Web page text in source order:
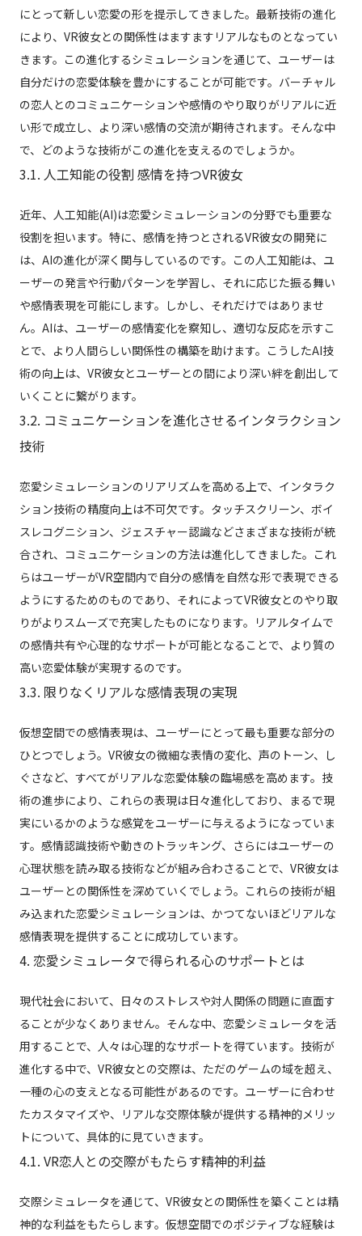
にとって新しい恋愛の形を提示してきました。最新技術の進化
により、VR彼女との関係性はますますリアルなものとなってい
きます。この進化するシミュレーションを通じて、ユーザーは
自分だけの恋愛体験を豊かにすることが可能です。バーチャル
の恋人とのコミュニケーションや感情のやり取りがリアルに近
い形で成立し、より深い感情の交流が期待されます。そんな中
で、どのような技術がこの進化を支えるのでしょうか。
3.1. 人工知能の役割 感情を持つVR彼女
近年、人工知能(AI)は恋愛シミュレーションの分野でも重要な
役割を担います。特に、感情を持つとされるVR彼女の開発に
は、AIの進化が深く関与しているのです。この人工知能は、ユ
ーザーの発言や行動パターンを学習し、それに応じた振る舞い
や感情表現を可能にします。しかし、それだけではありませ
ん。AIは、ユーザーの感情変化を察知し、適切な反応を示すこ
とで、より人間らしい関係性の構築を助けます。こうしたAI技
術の向上は、VR彼女とユーザーとの間により深い絆を創出して
いくことに繋がります。
3.2. コミュニケーションを進化させるインタラクション
技術
恋愛シミュレーションのリアリズムを高める上で、インタラク
ション技術の精度向上は不可欠です。タッチスクリーン、ボイ
スレコグニション、ジェスチャー認識などさまざまな技術が統
合され、コミュニケーションの方法は進化してきました。これ
らはユーザーがVR空間内で自分の感情を自然な形で表現できる
ようにするためのものであり、それによってVR彼女とのやり取
りがよりスムーズで充実したものになります。リアルタイムで
の感情共有や心理的なサポートが可能となることで、より質の
高い恋愛体験が実現するのです。
3.3. 限りなくリアルな感情表現の実現
仮想空間での感情表現は、ユーザーにとって最も重要な部分の
ひとつでしょう。VR彼女の微細な表情の変化、声のトーン、し
ぐさなど、すべてがリアルな恋愛体験の臨場感を高めます。技
術の進歩により、これらの表現は日々進化しており、まるで現
実にいるかのような感覚をユーザーに与えるようになっていま
す。感情認識技術や動きのトラッキング、さらにはユーザーの
心理状態を読み取る技術などが組み合わさることで、VR彼女は
ユーザーとの関係性を深めていくでしょう。これらの技術が組
み込まれた恋愛シミュレーションは、かつてないほどリアルな
感情表現を提供することに成功しています。
4. 恋愛シミュレータで得られる心のサポートとは
現代社会において、日々のストレスや対人関係の問題に直面す
ることが少なくありません。そんな中、恋愛シミュレータを活
用することで、人々は心理的なサポートを得ています。技術が
進化する中で、VR彼女との交際は、ただのゲームの域を超え、
一種の心の支えとなる可能性があるのです。ユーザーに合わせ
たカスタマイズや、リアルな交際体験が提供する精神的メリッ
トについて、具体的に見ていきます。
4.1. VR恋人との交際がもたらす精神的利益
交際シミュレータを通じて、VR彼女との関係性を築くことは精
神的な利益をもたらします。仮想空間でのポジティブな経験は